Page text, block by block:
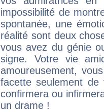
impossibilité de
spontanée, une
réalité sont deux
vous avez du génie
signe. Votre vie
amoureusement,
facette seulement
confirmera ou
un drame !